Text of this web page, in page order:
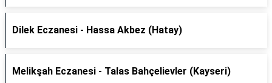
Dilek Eczanesi - Hassa Akbez (Hatay)
Melikşah Eczanesi - Talas Bahçelievler (Kayseri)